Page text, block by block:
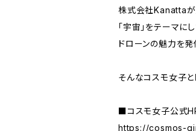
株式会社Kanattaが
「宇宙」をテーマに
ドローンの魅力を発
そんなコスモ女子と
■コスモ女子公式
https://cosmos-